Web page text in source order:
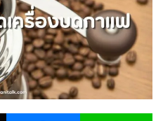
X Messenger